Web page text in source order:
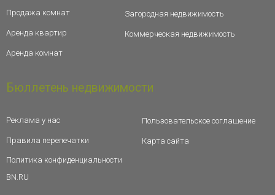
Продажа комнат
Аренда квартир
Аренда комнат
Загородная недвижимость
Коммерческая недвижимость
Бюллетень недвижимости
Реклама у нас
Правила перепечатки
Политика конфиденциальности
BN.RU
Пользовательское соглашение
Карта сайта